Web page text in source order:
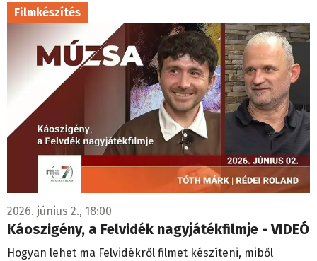
Filmkészítés
2026. június 2., 18:00
Káoszigény, a Felvidék nagyjátékfilmje - VIDEÓ
Hogyan lehet ma Felvidékről filmet készíteni, miből